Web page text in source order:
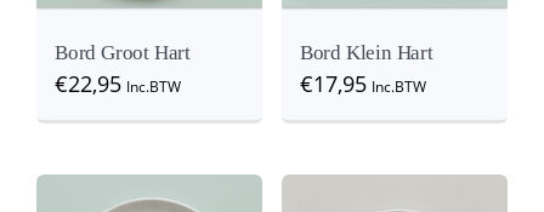
Bord Groot Hart
€22,95 Inc.BTW
Bord Klein Hart
€17,95 Inc.BTW